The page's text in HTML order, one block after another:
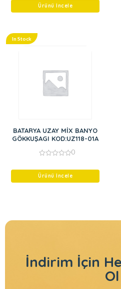
of
Ürünü İncele
In Stock
BATARYA UZAY MİX BANYO
GÖKKUŞAGI KOD:UZ118-01A
of
0
Ürünü İncele
İndirim İçin
Ol